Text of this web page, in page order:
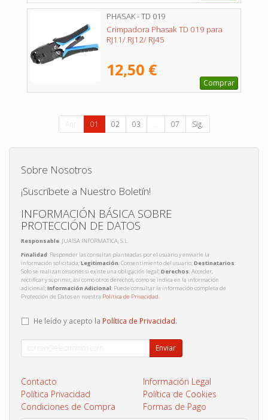
PHASAK - TD 019
Crimpadora Phasak TD 019 para
RJ11/ RJ12/ RJ45
12,50 €
Comprar
Ant. 01 02 03 ... 07 Sig.
Sobre Nosotros
¡Suscríbete a Nuestro Boletín!
INFORMACIÓN BÁSICA SOBRE
PROTECCIÓN DE DATOS
Responsable: JUAISA INFORMATICA, S.L.
Finalidad: Responder las consultas planteadas por el usuario y enviarle la
información solicitada;Legitimación: Consentimiento del usuario;Destinatarios:
Solo se realizan cesiones si existe una obligación legal;Derechos: Acceder,
rectificar y suprimir, así como otros derechos, como se indica en la información
adicional;Información Adicional: Puede consultar la información completa de
Protección de Datos en nuestra Política de Privacidad.
He leído y acepto la Política de Privacidad.
Enviar
Contacto
Información Legal
Política Privacidad
Política de Cookies
Condiciones de Compra
Formas de Pago